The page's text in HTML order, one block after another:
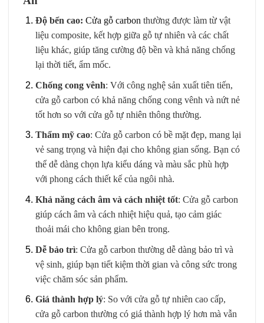
Độ bển cao: Cửa gỗ carbon thường được làm từ vật
liệu composite, kết hợp giữa gỗ tự nhiên và các chất
liệu khác, giúp tăng cường độ bền và khả năng chống
lại thời tiết, ẩm mốc.
Chống cong vênh: Với công nghệ sản xuất tiên tiến,
cửa gỗ carbon có khả năng chống cong vênh và nứt nẻ
tốt hơn so với cửa gỗ tự nhiên thông thường.
Thẩm mỹ cao: Cửa gỗ carbon có bề mặt đẹp, mang lại
vẻ sang trọng và hiện đại cho không gian sống. Bạn có
thể dễ dàng chọn lựa kiểu dáng và màu sắc phù hợp
với phong cách thiết kế của ngôi nhà.
Khả năng cách âm và cách nhiệt tốt: Cửa gỗ carbon
giúp cách âm và cách nhiệt hiệu quả, tạo cảm giác
thoải mái cho không gian bên trong.
Dễ bảo trì: Cửa gỗ carbon thường dễ dàng bảo trì và
vệ sinh, giúp bạn tiết kiệm thời gian và công sức trong
việc chăm sóc sản phẩm.
Giá thành hợp lý: So với cửa gỗ tự nhiên cao cấp,
cửa gỗ carbon thường có giá thành hợp lý hơn mà vẫn